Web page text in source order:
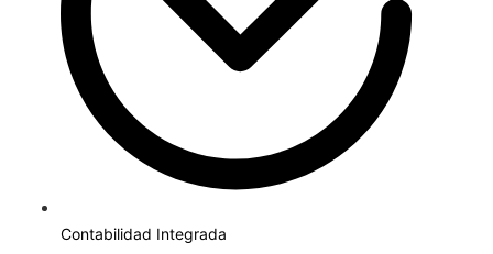
Contabilidad Integrada